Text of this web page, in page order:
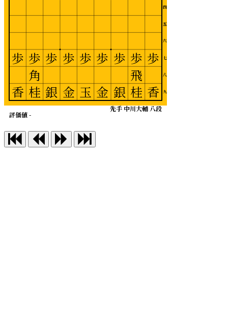
四
五
六
七
八
九
先手 中川大輔 八段
評価値 -
歩
香
歩
飛
桂
歩
銀
歩
金
歩
玉
歩
金
歩
銀
歩
角
桂
歩
香